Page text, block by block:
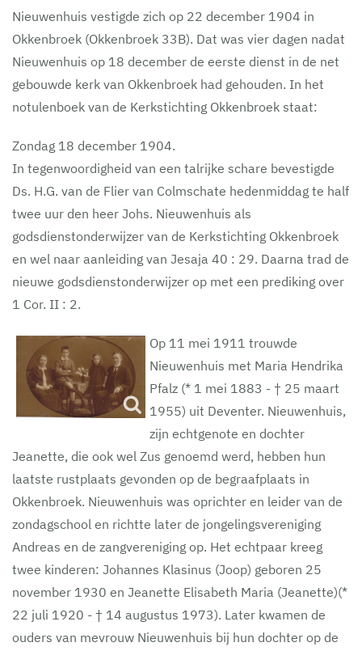
Nieuwenhuis vestigde zich op 22 december 1904 in
Okkenbroek (Okkenbroek 33B). Dat was vier dagen nadat
Nieuwenhuis op 18 december de eerste dienst in de net
gebouwde kerk van Okkenbroek had gehouden. In het
notulenboek van de Kerkstichting Okkenbroek staat:
Zondag 18 december 1904.
In tegenwoordigheid van een talrijke schare bevestigde
Ds. H.G. van de Flier van Colmschate hedenmiddag te half
twee uur den heer Johs. Nieuwenhuis als
godsdienstonderwijzer van de Kerkstichting Okkenbroek
en wel naar aanleiding van Jesaja 40 : 29. Daarna trad de
nieuwe godsdienstonderwijzer op met een prediking over
1 Cor. II : 2.
Op 11 mei 1911 trouwde
Nieuwenhuis met Maria Hendrika
Pfalz (* 1 mei 1883 - † 25 maart
1955) uit Deventer. Nieuwenhuis,
zijn echtgenote en dochter
Jeanette, die ook wel Zus genoemd werd, hebben hun
laatste rustplaats gevonden op de begraafplaats in
Okkenbroek. Nieuwenhuis was oprichter en leider van de
zondagschool en richtte later de jongelingsvereniging
Andreas en de zangvereniging op. Het echtpaar kreeg
twee kinderen: Johannes Klasinus (Joop) geboren 25
november 1930 en Jeanette Elisabeth Maria (Jeanette)(*
22 juli 1920 - † 14 augustus 1973). Later kwamen de
ouders van mevrouw Nieuwenhuis bij hun dochter op de